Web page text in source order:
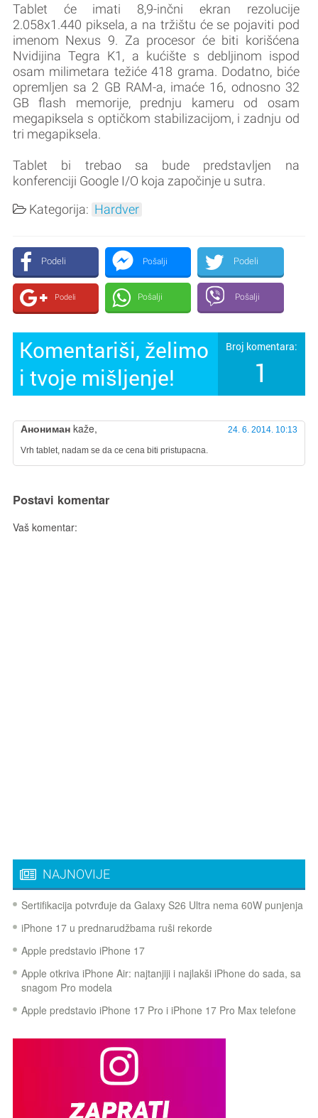
Tablet će imati 8,9-inčni ekran rezolucije
2.058x1.440 piksela, a na tržištu će se pojaviti pod
imenom Nexus 9. Za procesor će biti korišćena
Nvidijina Tegra K1, a kućište s debljinom ispod
osam milimetara težiće 418 grama. Dodatno, biće
opremljen sa 2 GB RAM-a, imaće 16, odnosno 32
GB flash memorije, prednju kameru od osam
megapiksela s optičkom stabilizacijom, i zadnju od
tri megapiksela.
Tablet bi trebao sa bude predstavljen na
konferenciji Google I/O koja započinje u sutra.
Kategorija: Hardver
Podeli Pošalji Podeli
Podeli Pošalji Pošalji
Komentariši, želimo
i tvoje mišljenje!
Broj komentara:
1
Анониман kaže, 24. 6. 2014. 10:13
Vrh tablet, nadam se da ce cena biti pristupacna.
Postavi komentar
Vaš komentar:
NAJNOVIJE
Sertifikacija potvrđuje da Galaxy S26 Ultra nema 60W punjenja
iPhone 17 u prednarudžbama ruši rekorde
Apple predstavio iPhone 17
Apple otkriva iPhone Air: najtanjiji i najlakši iPhone do sada, sa
snagom Pro modela
Apple predstavio iPhone 17 Pro i iPhone 17 Pro Max telefone